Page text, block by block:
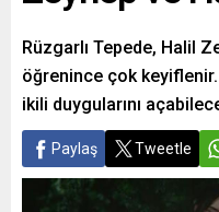
Rüzgarlı Tepede, Halil
öğrenince çok
ikili duygularını
Paylaş Tweetle